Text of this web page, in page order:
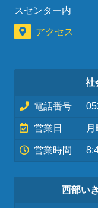
スセンター内
アクセス
社
電話番号
営業日
営業時間
西部い